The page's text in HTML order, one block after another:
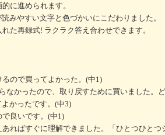
に進められます。
みやすい文字と色づかいにこだわりました。
た再録式! ラクラク答え合わせできます。
ので買ってよかった。(中1)
かったので、取り戻すために買いました。
かったです。(中3)
良いです。(中1)
ればすぐに理解できました。「ひとつひとつ